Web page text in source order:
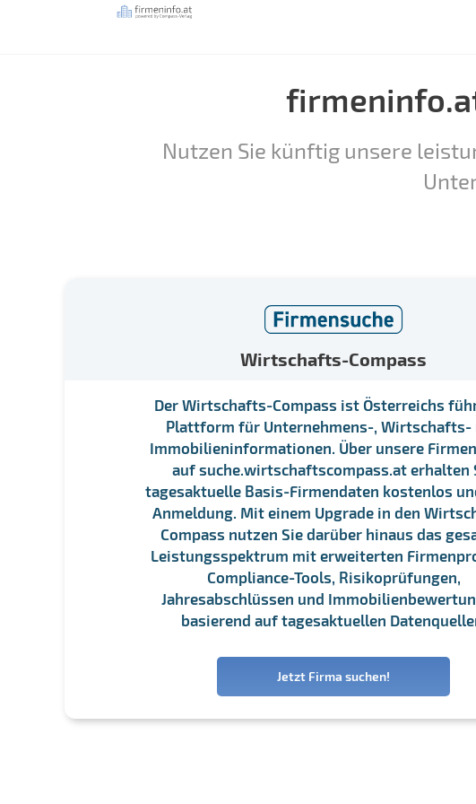
Nutzen Sie künftig unsere
Wirtschafts-Compass
Der Wirtschafts-Compass ist Österreichs
Plattform für Unternehmens-, Wirtschafts-
Immobilieninformationen. Über unsere
auf suche.wirtschaftscompass.at erhalten
tagesaktuelle Basis-Firmendaten kostenlos
Anmeldung. Mit einem Upgrade in den
Compass nutzen Sie darüber hinaus das
Leistungsspektrum mit erweiterten
Compliance-Tools, Risikoprüfungen,
Jahresabschlüssen und
basierend auf tagesaktuellen
Jetzt Firma suchen!